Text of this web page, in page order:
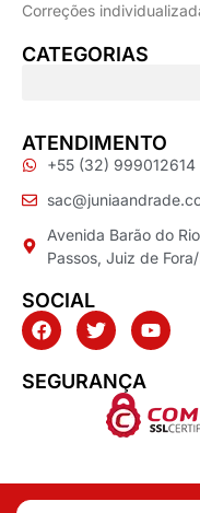
Correções
CATEGORIAS
ATENDIMENTO
+55 (32) 999012614
Avenida Barão do
Passos, Juiz de
SOCIAL
SEGURANÇA